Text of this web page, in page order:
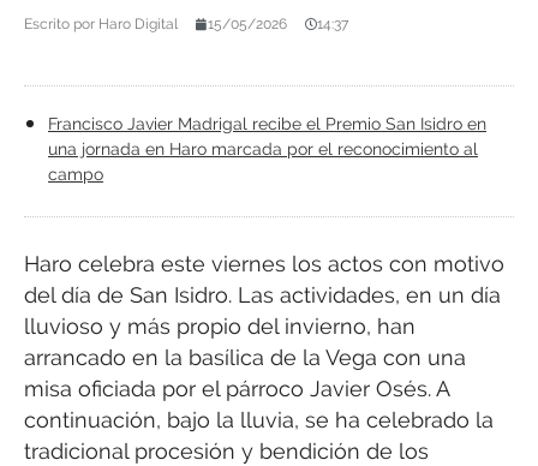
Escrito por Haro Digital 15/05/2026 14:37
Francisco Javier Madrigal recibe el Premio San Isidro en
una jornada en Haro marcada por el reconocimiento al
campo
Haro celebra este viernes los actos con motivo
del día de San Isidro. Las actividades, en un día
lluvioso y más propio del invierno, han
arrancado en la basílica de la Vega con una
misa oficiada por el párroco Javier Osés. A
continuación, bajo la lluvia, se ha celebrado la
tradicional procesión y bendición de los